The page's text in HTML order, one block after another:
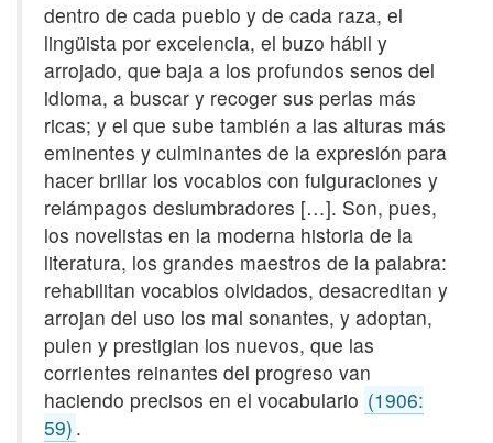
dentro de cada pueblo y de cada raza, el
lingüista por excelencia, el buzo hábil y
arrojado, que baja a los profundos senos del
idioma, a buscar y recoger sus perlas más
ricas; y el que sube también a las alturas más
eminentes y culminantes de la expresión para
hacer brillar los vocablos con fulguraciones y
relámpagos deslumbradores […]. Son, pues,
los novelistas en la moderna historia de la
literatura, los grandes maestros de la palabra:
rehabilitan vocablos olvidados, desacreditan y
arrojan del uso los mal sonantes, y adoptan,
pulen y prestigian los nuevos, que las
corrientes reinantes del progreso van
haciendo precisos en el vocabulario (1906:
59) .